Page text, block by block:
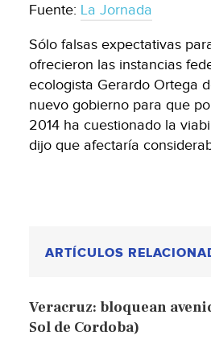
Fuente: La Jornada
Sólo falsas expectativas
ofrecieron las instancias
ecologista Gerardo Ortega
nuevo gobierno para que
2014 ha cuestionado la
dijo que afectaría
ARTÍCULOS
Veracruz: bloquean
Sol de Cordoba)